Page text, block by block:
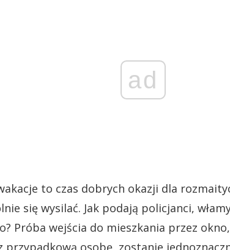
ad
to czas dobrych okazji dla
się wysilać. Jak podają policjanci,
Próba wejścia do mieszkania przez
osobę, zostanie